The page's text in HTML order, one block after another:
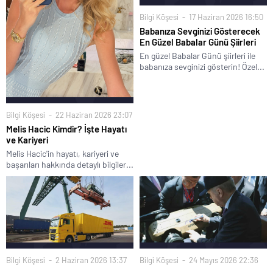
Bilgi Köşesi 22 Haziran 2026 23:07
Melis Hacic Kimdir? İşte Hayatı
ve Kariyeri
Melis Hacic'in hayatı, kariyeri ve
başarıları hakkında detaylı bilgiler...
Bilgi Köşesi 17 Haziran 2026 16:50
Babanıza Sevginizi Gösterecek
En Güzel Babalar Günü Şiirleri
En güzel Babalar Günü şiirleri ile
babanıza sevginizi gösterin! Özel...
Bilgi Köşesi 2 Haziran 2026 13:37 Bilgi Köşesi 24 Mayıs 2026 22:36